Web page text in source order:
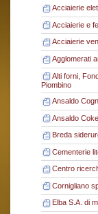
Acciaierie
Acciaierie e
Acciaierie
Agglomerati
Alti forni,
Piombino
Ansaldo
Ansaldo Coke
Breda
Cementerie
Centro
Cornigliano
Elba S.A. di